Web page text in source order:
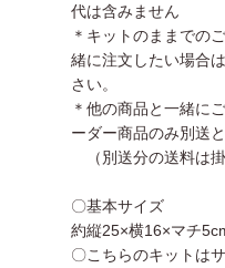
代は含みません
＊キットのままでの
緒に注文したい場合
さい。
＊他の商品と一緒に
ーダー商品のみ別送と
（別送分の送料は掛
〇基本サイズ
約縦25×横16×マチ
〇こちらのキットは